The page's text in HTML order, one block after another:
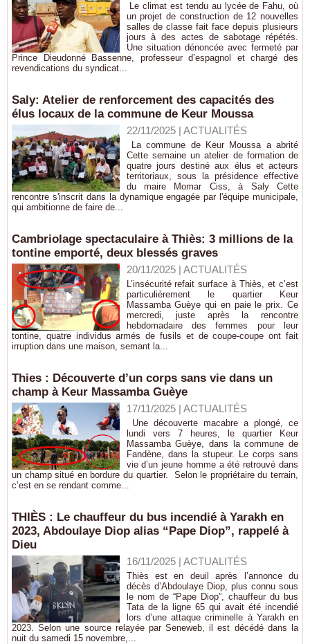
‎ ‎Le climat est tendu au lycée de Fahu, où
un projet de construction de 12 nouvelles
salles de classe fait face depuis plusieurs
jours à des actes de sabotage répétés.
Une situation dénoncée avec fermeté par
Prince Dieudonné Bassenne, professeur d’espagnol et chargé des
revendications du syndicat...
Saly: Atelier de renforcement des capacités des
élus locaux de la commune de Keur Moussa
22/11/2025| ACTUALITÉS
‎ ‎La commune de Keur Moussa a abrité
Cette semaine un atelier de formation de
quatre jours destiné aux élus et acteurs
territoriaux, sous la présidence effective
du maire Momar Ciss, à Saly ‎Cette
rencontre s'inscrit dans la dynamique engagée par l'équipe municipale,
qui ambitionne de faire de...
Cambriolage spectaculaire à Thiès: 3 millions de la
tontine emporté, deux blessés graves
20/11/2025| ACTUALITÉS
L’insécurité refait surface à Thiès, et c’est
particulièrement le quartier Keur
Massamba Guèye qui en paie le prix. Ce
mercredi, juste après la rencontre
hebdomadaire des femmes pour leur
tontine, quatre individus armés de fusils et de coupe-coupe ont fait
irruption dans une maison, semant la...
‎Thies : Découverte d’un corps sans vie dans un
champ à Keur Massamba Guèye
17/11/2025| ACTUALITÉS
‎ ‎Une découverte macabre a plongé, ce
lundi vers 7 heures, le quartier Keur
Massamba Guèye, dans la commune de
Fandène, dans la stupeur. Le corps sans
vie d’un jeune homme a été retrouvé dans
un champ situé en bordure du quartier. ‎ ‎Selon le propriétaire du terrain,
c’est en se rendant comme...
THIÈS : Le chauffeur du bus incendié à Yarakh en
2023, Abdoulaye Diop alias “Pape Diop”, rappelé à
Dieu
16/11/2025| ACTUALITÉS
Thiès est en deuil après l’annonce du
décès d’Abdoulaye Diop, plus connu sous
le nom de “Pape Diop”, chauffeur du bus
Tata de la ligne 65 qui avait été incendié
lors d’une attaque criminelle à Yarakh en
2023. Selon une source relayée par Seneweb, il est décédé dans la
nuit du samedi 15 novembre,...